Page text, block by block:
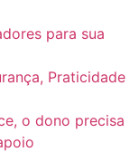
para sua
Praticidade
o dono precisa